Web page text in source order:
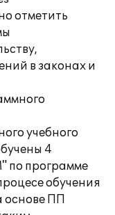
отметить
в законах и
учебного
4
программе
обучения
основе ПП